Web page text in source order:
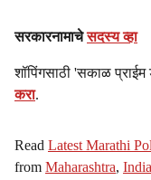
सरकारनामाचेसदस्य व्हा
शॉपिंगसाठी 'सकाळ
करा.
Read Latest Marathi
from Maharashtra, India